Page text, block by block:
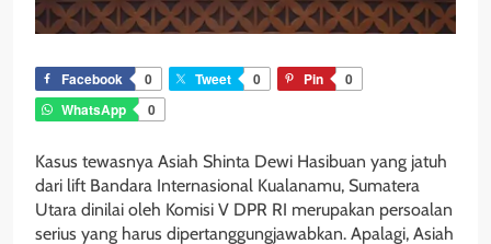
Facebook 0 Tweet 0 Pin
0
WhatsApp
0
Kasus tewasnya Asiah Shinta Dewi Hasibuan yang jatuh
dari lift Bandara Internasional Kualanamu, Sumatera
Utara dinilai oleh Komisi V DPR RI merupakan persoalan
serius yang harus dipertanggungjawabkan. Apalagi, Asiah